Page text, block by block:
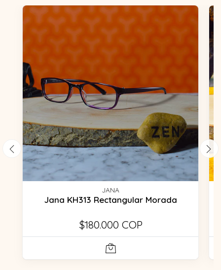
JANA
Jana KH313 Rectangular Morada
$180.000 COP